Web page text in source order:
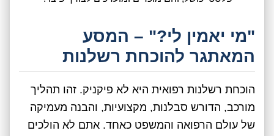
"מי יאמין לי?" – המסע
המאתגר להוכחת רשלנות
הוכחת רשלנות רפואית היא לא פיקניק. זהו תהליך
מורכב, הדורש סבלנות, מקצועיות, והבנה מעמיקה
של עולם הרפואה והמשפט כאחד. אתם לא הולכים